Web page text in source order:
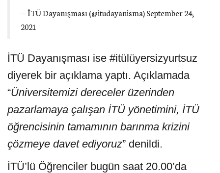
— İTÜ Dayanışması (@itudayanisma)September 24,
2021
İTÜ Dayanışması ise #itülüyersizyurtsuz
diyerek bir açıklama yaptı. Açıklamada
“Üniversitemizi dereceler üzerinden
pazarlamaya çalışan İTÜ yönetimini, İTÜ
öğrencisinin tamamının barınma krizini
çözmeye davet ediyoruz” denildi.
İTÜ’lü Öğrenciler bugün saat 20.00’da